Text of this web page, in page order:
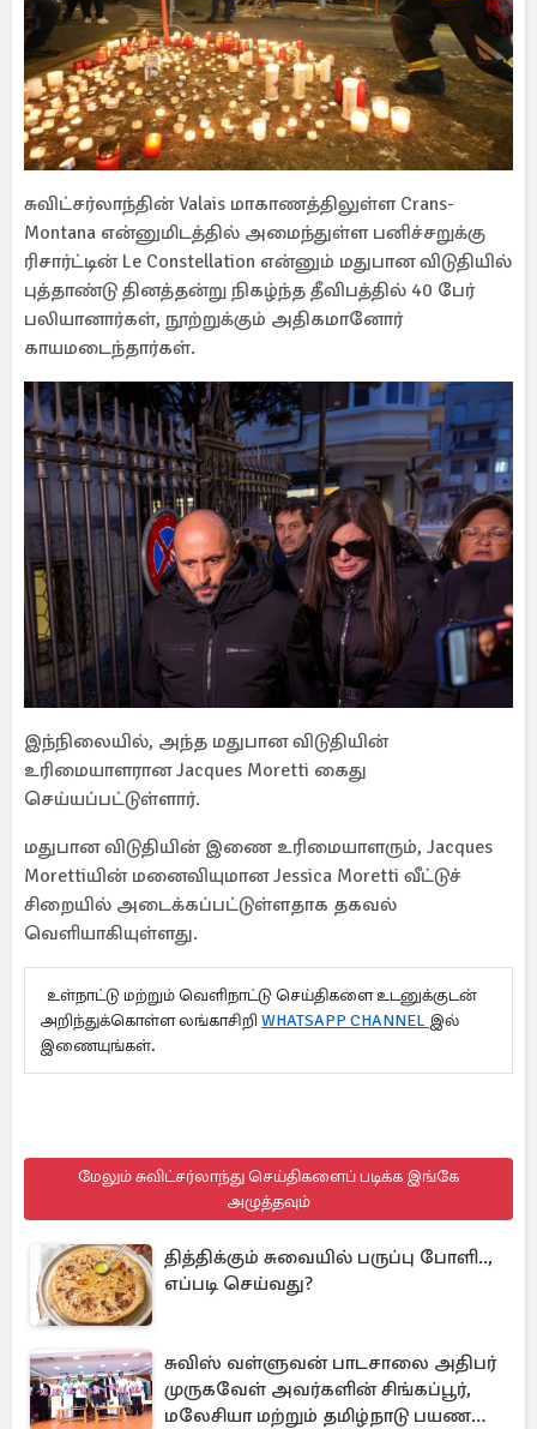
சுவிட்சர்லாந்தின் Valais மாகாணத்திலுள்ள Crans-
Montana என்னுமிடத்தில் அமைந்துள்ள பனிச்சறுக்கு
ரிசார்ட்டின் Le Constellation என்னும் மதுபான விடுதியில்
புத்தாண்டு தினத்தன்று நிகழ்ந்த தீவிபத்தில் 40 பேர்
பலியானார்கள், நூற்றுக்கும் அதிகமானோர்
காயமடைந்தார்கள்.
இந்நிலையில், அந்த மதுபான விடுதியின்
உரிமையாளரான Jacques Moretti கைது
செய்யப்பட்டுள்ளார்.
மதுபான விடுதியின் இணை உரிமையாளரும், Jacques
Morettiயின் மனைவியுமான Jessica Moretti வீட்டுச்
சிறையில் அடைக்கப்பட்டுள்ளதாக தகவல்
வெளியாகியுள்ளது.
உள்நாட்டு மற்றும் வெளிநாட்டு செய்திகளை உடனுக்குடன்
அறிந்துக்கொள்ள லங்காசிறி WHATSAPP CHANNEL இல்
இணையுங்கள்.
மேலும் சுவிட்சர்லாந்து செய்திகளைப் படிக்க இங்கே
அழுத்தவும்
தித்திக்கும் சுவையில் பருப்பு போளி..,
எப்படி செய்வது?
சுவிஸ் வள்ளுவன் பாடசாலை அதிபர்
முருகவேள் அவர்களின் சிங்கப்பூர்,
மலேசியா மற்றும் தமிழ்நாடு பயண